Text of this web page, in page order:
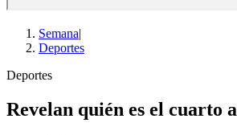
Semana|
Deportes
Deportes
Revelan quién es el cuarto